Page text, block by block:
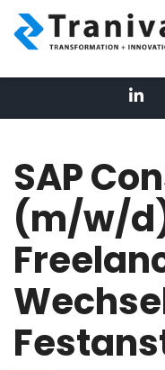
SAP
(m/w/
Lea – AI
Online
Ich bin die digitale
die erste